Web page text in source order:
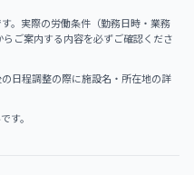
。実際の労働条件（勤務日時・業務
ご案内する内容を必ずご確認くださ
日程調整の際に施設名・所在地の詳
す。